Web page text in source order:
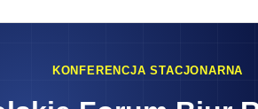
KONFERENCJA STACJONARNA